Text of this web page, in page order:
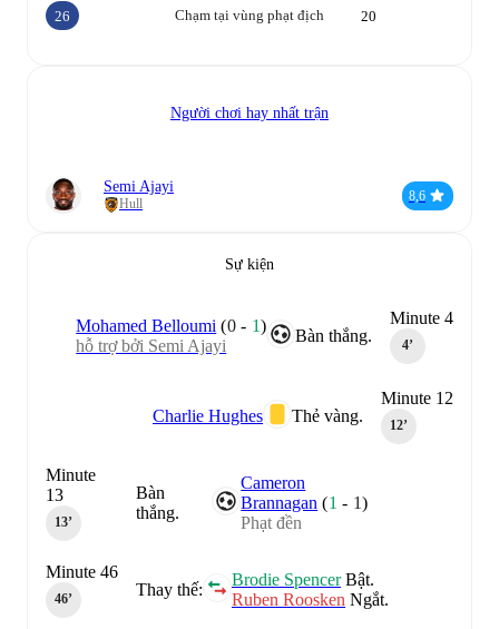
Chạm tại vùng phạt địch
26 20
Người chơi hay nhất trận
Semi Ajayi
Hull
8,6
Sự kiện
Minute 4
4‎’‎
Bàn thắng.
Mohamed Belloumi (0- 1)
hỗ trợ bởi Semi Ajayi
Minute 12
12‎’‎
Thẻ vàng.
Charlie Hughes
Bàn
thắng.
Cameron
Brannagan (1 - 1)
Phạt đền
Minute
13
13‎’‎
Thay thế:
Brodie SpencerBật.
Ruben Roosken Ngắt.
Minute 46
46‎’‎